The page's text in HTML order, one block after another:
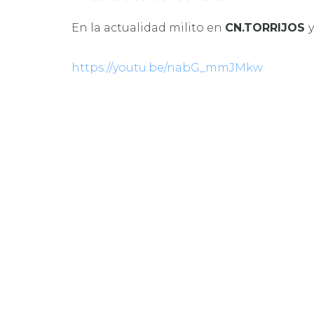
En la actualidad milito en CN.TORRIJOS y
https://youtu.be/nabG_mmJMkw